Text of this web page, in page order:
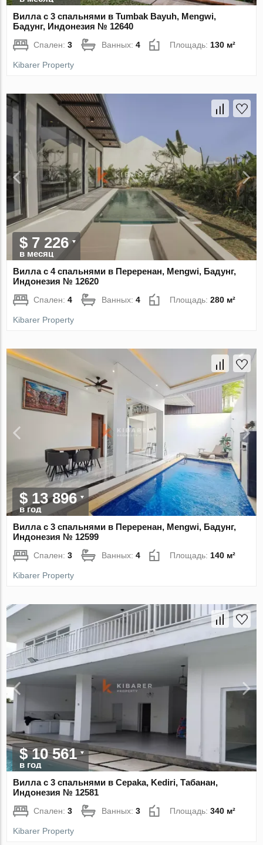
Вилла с 3 спальнями в Tumbak Bayuh, Mengwi,
Бадунг, Индонезия № 12640
Спален:3 Ванных:4 Площадь: 130 м²
Kibarer Property
$ 7 226
в месяц
Вилла с 4 спальнями в Переренан, Mengwi, Бадунг,
Индонезия № 12620
Спален:4 Ванных:4 Площадь:280 м²
Kibarer Property
$ 13 896
в год
Вилла с 3 спальнями в Переренан, Mengwi, Бадунг,
Индонезия № 12599
Спален:3 Ванных:4 Площадь: 140 м²
Kibarer Property
$ 10 561
в год
Вилла с 3 спальнями в Cepaka, Kediri, Табанан,
Индонезия № 12581
Спален:3 Ванных:3 Площадь:340 м²
Kibarer Property